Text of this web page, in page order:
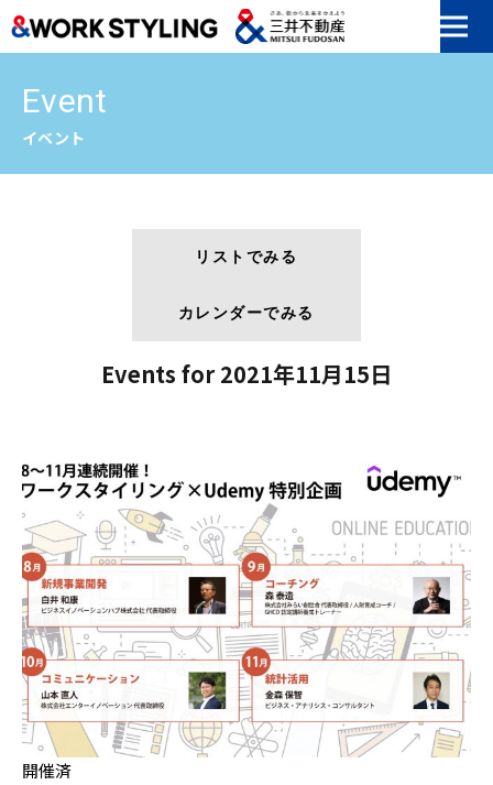
Event
イベント
リストでみる
カレンダーでみる
Events for 2021年11月15日
開催済